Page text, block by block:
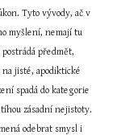
Tyto vývody, ač v
myšlení, nemají tu
předmět,
jisté, apodiktické
spadá do kategorie
zásadní nejistoty.
odebrat smysl i